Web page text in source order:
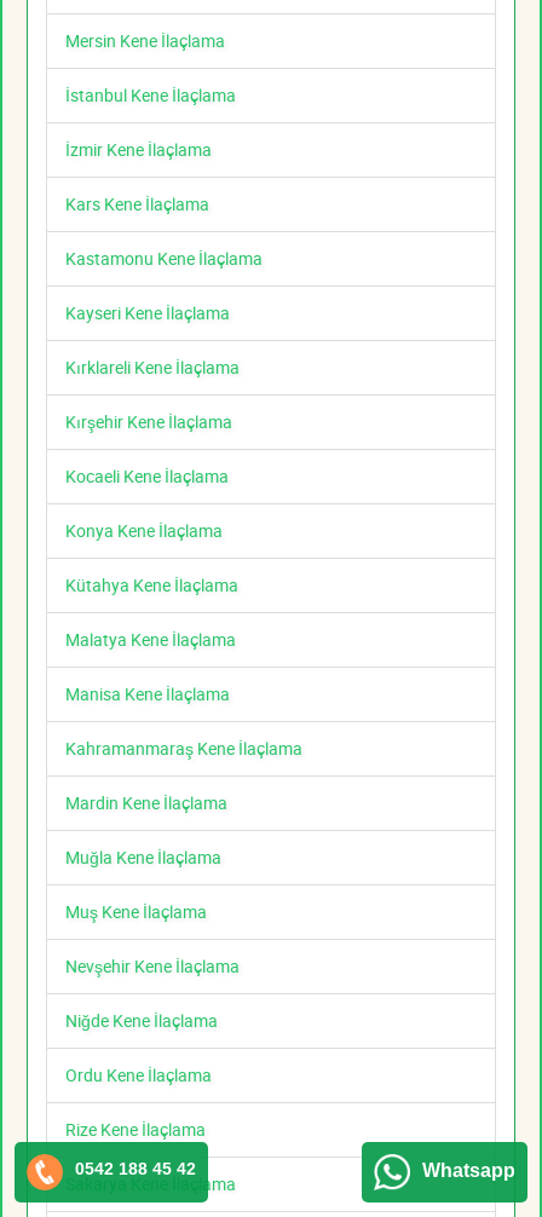
Mersin Kene İlaçlama
İstanbul Kene İlaçlama
İzmir Kene İlaçlama
Kars Kene İlaçlama
Kastamonu Kene İlaçlama
Kayseri Kene İlaçlama
Kırklareli Kene İlaçlama
Kırşehir Kene İlaçlama
Kocaeli Kene İlaçlama
Konya Kene İlaçlama
Kütahya Kene İlaçlama
Malatya Kene İlaçlama
Manisa Kene İlaçlama
Kahramanmaraş Kene İlaçlama
Mardin Kene İlaçlama
Muğla Kene İlaçlama
Muş Kene İlaçlama
Nevşehir Kene İlaçlama
Niğde Kene İlaçlama
Ordu Kene İlaçlama
Rize Kene İlaçlama
Sakarya Kene İlaçlama
0542 188 45 42 Whatsapp